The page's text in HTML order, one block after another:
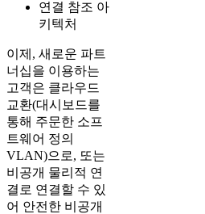
연결 참조 아
키텍처
이제, 새로운 파트
너십을 이용하는
고객은 클라우드
교환(대시보드를
통해 주문한 소프
트웨어 정의
VLAN)으로, 또는
비공개 물리적 연
결로 연결할 수 있
어 안전한 비공개